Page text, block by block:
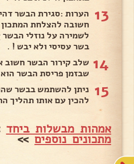
13 הערות :סגירת הבשר
חשובה להצלחת
לשמירה על נוזלי
בשר עסיסי ולא יבש ! .
14 שלב קירור הבשר חשוב
שבזמן פריסת הבשר
15 ניתן להשתמש בבשר
להכין עם אותו תהליך
אמהות מבשלות ביחד
מתכונים נוספים>>